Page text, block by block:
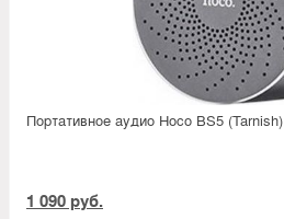
Портативное аудио Hoco BS5 (Tarnish)
1 090 руб.